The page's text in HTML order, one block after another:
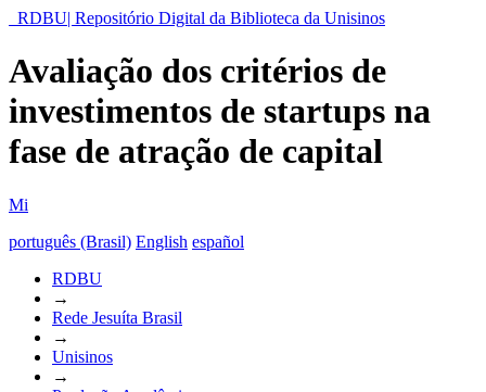
RDBU| Repositório Digital da Biblioteca da Unisinos
Avaliação dos critérios de
investimentos de startups na
fase de atração de capital
Mi
português (Brasil) English español
RDBU
→
Rede Jesuíta Brasil
→
Unisinos
→